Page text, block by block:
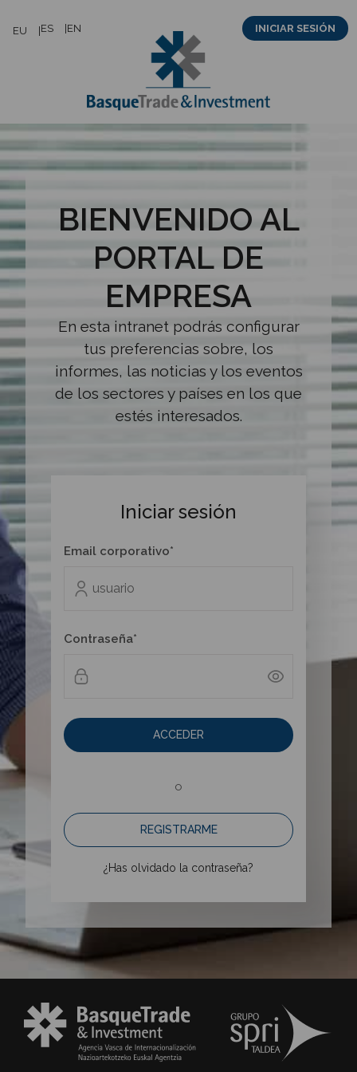
EU ES EN INICIAR SESIÓN
BIENVENIDO AL
PORTAL DE
EMPRESA
En esta intranet podrás configurar
tus preferencias sobre, los
informes, las noticias y los eventos
de los sectores y países en los que
estés interesados.
Iniciar sesión
Email corporativo*
Contraseña*
ACCEDER
o
REGISTRARME
¿Has olvidado la contraseña?